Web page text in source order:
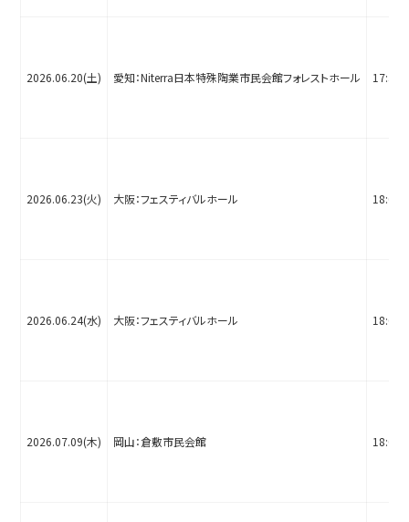
2026.06.20(土) 愛知：Niterra日本特殊陶業市民会館フォレストホール 17:30
2026.06.23(火) 大阪：フェスティバルホール 18:00
2026.06.24(水) 大阪：フェスティバルホール 18:00
2026.07.09(木) 岡山：倉敷市民会館 18:00